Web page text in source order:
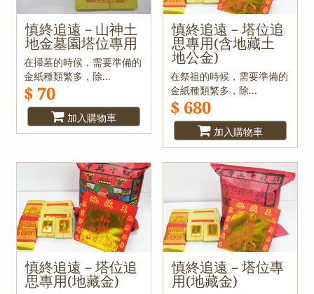
慎終追遠－山神土
地金墓園塔位專用
在掃墓的時候，需要準備的
金紙種類繁多，除...
$ 70
加入購物車
慎終追遠－塔位追
思專用(含地藏土
地公金)
在祭祖的時候，需要準備的
金紙種類繁多，除...
$ 680
加入購物車
慎終追遠－塔位追
思專用(地藏金)
慎終追遠－塔位專
用(地藏金)